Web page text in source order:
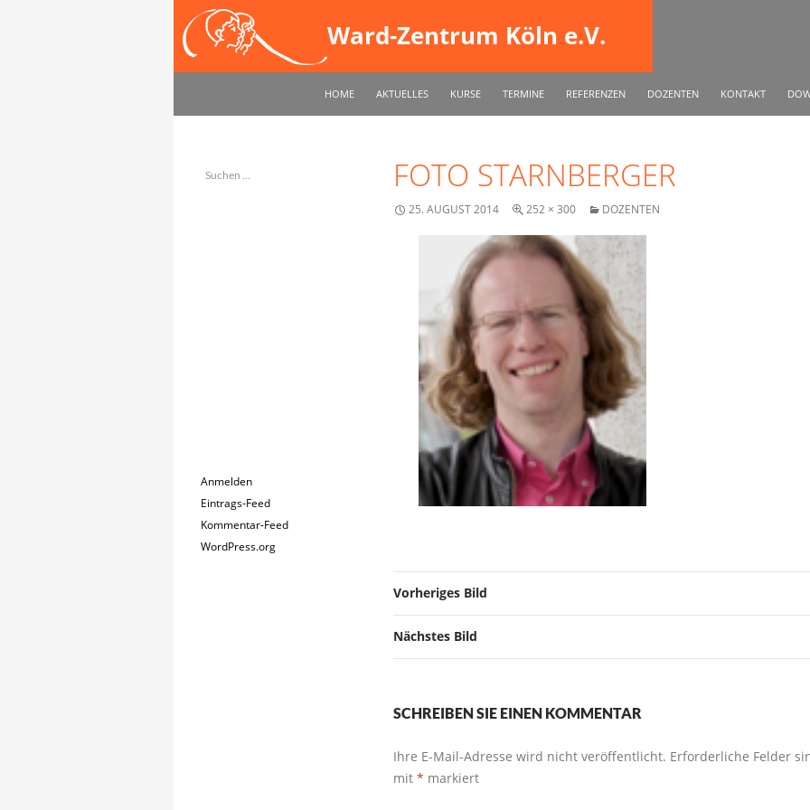
Ward-Zentrum Köln e.V.
Suchen
HOME
AKTUELLES KURSE TERMINE REFERENZEN DOZENTEN KONTAKT
FOTO STARNBERGER
25. AUGUST 2014 252 × 300 DOZENTEN
Vorheriges Bild
Nächstes Bild
SCHREIBEN SIE EINEN KOMMENTAR
Ihre E-Mail-Adresse wird nicht veröffentlicht. Erforderliche Felder
mit * markiert
Suchen
Anmelden
Eintrags-Feed
Kommentar-Feed
WordPress.org